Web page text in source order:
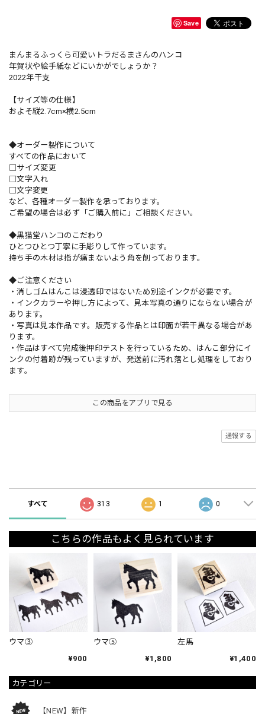
カテゴリー
【NEW】新作
Save
まんまるふっくら可愛いトラだるまさんのハンコ
年賀状や絵手紙などにいかがでしょうか？
2022年干支
【サイズ等の仕様】
およそ縦2.7cm×横2.5cm
◆オーダー製作について
すべての作品において
□サイズ変更
□文字入れ
□文字変更
など、各種オーダー製作を承っております。
ご希望の場合は必ず「ご購入前に」ご相談ください。
◆黒猫堂ハンコのこだわり
ひとつひとつ丁寧に手彫りして作っています。
持ち手の木材は指が痛まないよう角を削っております。
◆ご注意ください
・消しゴムはんこは浸透印ではないため別途インクが必要です。
・インクカラーや押し方によって、見本写真の通りにならない場合が
あります。
・写真は見本作品です。販売する作品とは印面が若干異なる場合があ
ります。
・作品はすべて完成後押印テストを行っているため、はんこ部分にイ
ンクの付着跡が残っていますが、発送前に汚れ落とし処理をしており
ます。
この商品をアプリで見る
通報する
すべて 313 1 0
こちらの作品もよく見られています
ウマ③
¥900
ウマ⑤
¥1,800
左馬
¥1,400